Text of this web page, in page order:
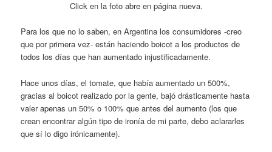
Click en la foto abre en página nueva.
Para los que no lo saben, en Argentina los consumidores -creo
que por primera vez- están haciendo boicot a los productos de
todos los días que han aumentado injustificadamente.
Hace unos días, el tomate, que había aumentado un 500%,
gracias al boicot realizado por la gente, bajó drásticamente hasta
valer apenas un 50% o 100% que antes del aumento (los que
crean encontrar algún tipo de ironía de mi parte, debo aclararles
que sí lo digo irónicamente).